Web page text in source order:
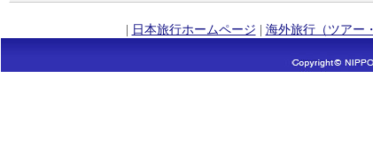
| 日本旅行ホームページ | 海外旅行（ツアー